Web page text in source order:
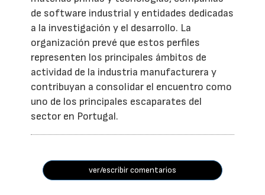
de software industrial y entidades dedicadas
a la investigación y el desarrollo. La
organización prevé que estos perfiles
representen los principales ámbitos de
actividad de la industria manufacturera y
contribuyan a consolidar el encuentro como
uno de los principales escaparates del
sector en Portugal.
ver/escribir comentarios